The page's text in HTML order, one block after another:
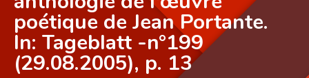
Erweiterte Suche
Häufige Fragen und Antworten
CNL
poétique de Jean Portante.
In: Tageblatt -n°199
(29.08.2005), p. 13